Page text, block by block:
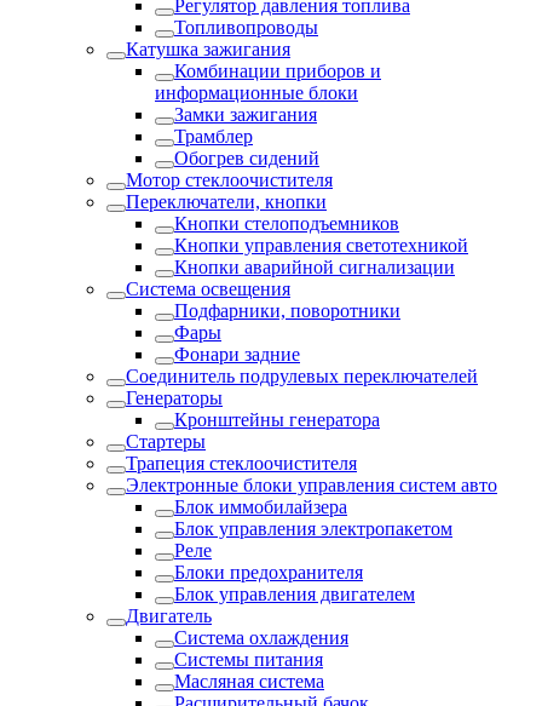
Регулятор давления топлива
Топливопроводы
Катушка зажигания
Комбинации приборов и
информационные блоки
Замки зажигания
Трамблер
Обогрев сидений
Мотор стеклоочистителя
Переключатели, кнопки
Кнопки стелоподъемников
Кнопки управления светотехникой
Кнопки аварийной сигнализации
Система освещения
Подфарники, поворотники
Фары
Фонари задние
Соединитель подрулевых переключателей
Генераторы
Кронштейны генератора
Стартеры
Трапеция стеклоочистителя
Электронные блоки управления систем авто
Блок иммобилайзера
Блок управления электропакетом
Реле
Блоки предохранителя
Блок управления двигателем
Двигатель
Система охлаждения
Системы питания
Масляная система